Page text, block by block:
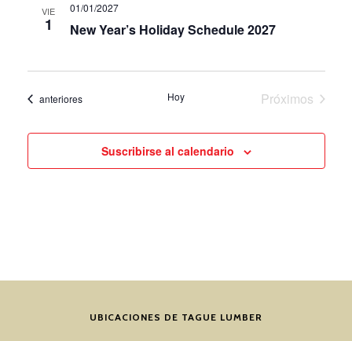
VIE
1 New Year’s Holiday Schedule 2027
01/01/2027
Eventos
anteriores Hoy
Próximos
Suscribirse al calendario
UBICACIONES DE TAGUE LUMBER